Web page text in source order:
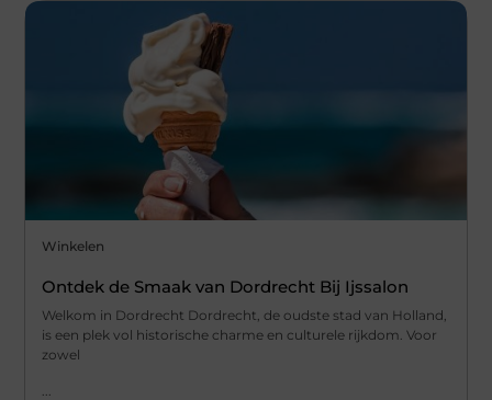
Winkelen
Ontdek de Smaak van Dordrecht Bij Ijssalon
Welkom in Dordrecht Dordrecht, de oudste stad van Holland,
is een plek vol historische charme en culturele rijkdom. Voor
zowel